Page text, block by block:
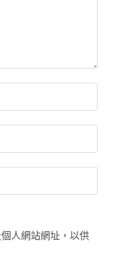
人網站網址，以供